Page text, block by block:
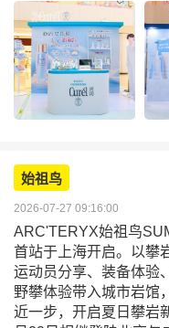
始祖鸟
2026-07-27 09:16:00
ARC'TERYX始祖鸟
首站于上海开启。以攀
运动员分享、装备体验
野攀体验带入城市岩馆
近一步，开启夏日攀岩